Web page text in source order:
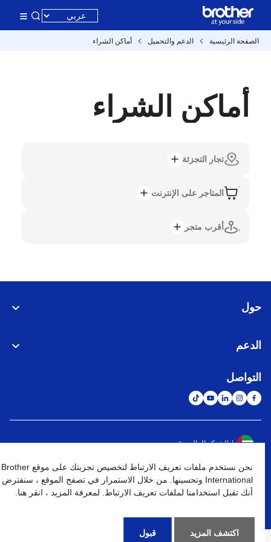
الصفحة الرئيسية الدعم والتحميل أماكن الشراء
أماكن الشراء
تجار التجزئة
المتاجر على الإنترنت
أقرب متجر
حول
الدعم
التواصل
الشبكة العالمية
نهج الخصوصية شروط الإستخدام خريطة الموقع الإنتقال إلى الموقع العالمي
كافة الحقوق محفوظة. BROTHER INTERNATIONAL (GULF) FZE
نحن نستخدم ملفات تعريف الارتباط لتخصيص تجربتك على موقع Brother
International وتحسينها. من خلال الاستمرار في تصفح الموقع ، سنفترض
أنك تقبل استخدامنا لملفات تعريف الارتباط. لمعرفة المزيد ، انقر هنا.
اكتشف المزيد قبول